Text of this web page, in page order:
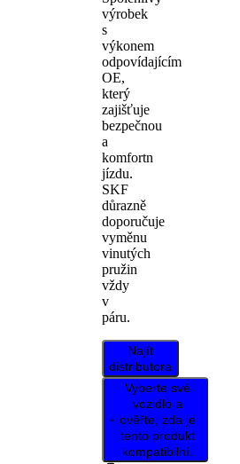
výrobek
s
výkonem
odpovídajícím
OE,
který
zajišťuje
bezpečnou
a
komfortn
jízdu.
SKF
důrazně
doporučuje
vyměnu
vinutých
pružin
vždy
v
páru.
Najít
distributora
Vyberte své
vozidlo a
ověřte, zda je
tento produkt
kompatibilní.